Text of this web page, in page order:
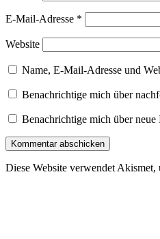
E-Mail-Adresse *
Website
Name, E-Mail-Adresse und
Benachrichtige mich über
Benachrichtige mich über
Diese Website verwendet Akismet,